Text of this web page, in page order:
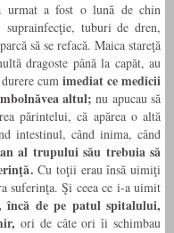
urmat a fost o lună de chin
tuburi de dren,
să se refacă. Maica stareţă
dragoste până la capăt, au
cum imediat cemedicii
altul; nu apucau să
părintelui, că apărea o altă
intestinul, când inima, când
al trupului său trebuia să
Cu toţii erau însă uimiţi
suferinţa. Şi ceea ce i-a uimit
încă de pe patul spitalului,
ori de câte ori îi schimbau